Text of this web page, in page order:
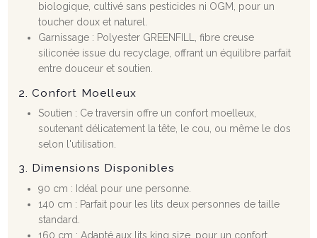
biologique, cultivé sans pesticides ni OGM, pour un
toucher doux et naturel.
Garnissage : Polyester GREENFILL, fibre creuse
siliconée issue du recyclage, offrant un équilibre parfait
entre douceur et soutien.
2. Confort Moelleux
Soutien : Ce traversin offre un confort moelleux,
soutenant délicatement la tête, le cou, ou même le dos
selon l'utilisation.
3. Dimensions Disponibles
90 cm : Idéal pour une personne.
140 cm : Parfait pour les lits deux personnes de taille
standard.
160 cm : Adapté aux lits king size, pour un confort